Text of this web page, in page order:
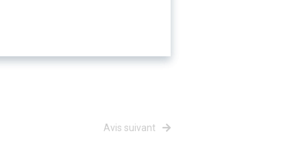
Avis suivant